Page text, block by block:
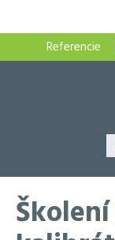
Referencie